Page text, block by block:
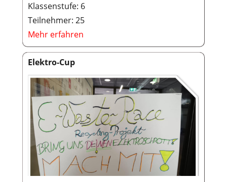
Klassenstufe: 6
Teilnehmer: 25
Mehr erfahren
Elektro-Cup